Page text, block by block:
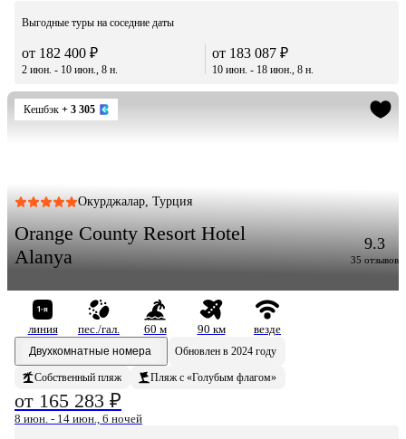
Выгодные туры на соседние даты
от 182 400 ₽
2 июн. - 10 июн., 8 н.
от 183 087 ₽
10 июн. - 18 июн., 8 н.
Кешбэк + 3 305
Окурджалар, Турция
Orange County Resort Hotel
Alanya
9.3
35 отзывов
линия пес./гал. 60 м 90 км
везде
Двухкомнатные номера
Обновлен в 2024 году
Собственный пляж Пляж с «Голубым флагом»
от 165 283 ₽
8 июн. - 14 июн., 6 ночей